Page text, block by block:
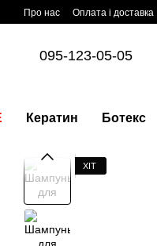
Перейти до основного
Про нас Оплата і доставка
095-123-05-05
Кератин Ботекс
ХІТ